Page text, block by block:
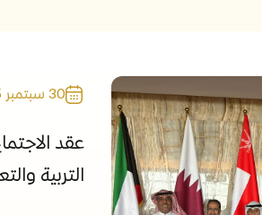
30 سبتمبر 2025
عقد
التربية